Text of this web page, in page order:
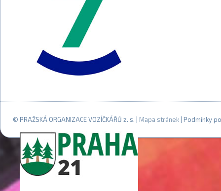
© PRAŽSKÁ ORGANIZACE VOZÍČKÁŘŮ z. s. | Mapa stránek | Podmínky